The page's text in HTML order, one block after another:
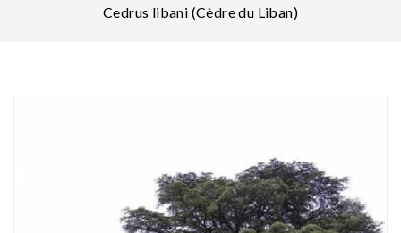
Cedrus libani (Cèdre du Liban)